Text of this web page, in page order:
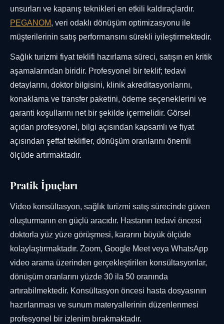
unsurları ve kapanış teknikleri en etkili kaldıraçlardır.
PEGANOM, veri odaklı dönüşüm optimizasyonu ile
müşterilerinin satış performansını sürekli iyileştirmektedir.
Sağlık turizmi fiyat teklifi hazırlama süreci, satışın en kritik
aşamalarından biridir. Profesyonel bir teklif; tedavi
detaylarını, doktor bilgisini, klinik akreditasyonlarını,
konaklama ve transfer paketini, ödeme seçeneklerini ve
garanti koşullarını net bir şekilde içermelidir. Görsel
açıdan profesyonel, bilgi açısından kapsamlı ve fiyat
açısından şeffaf teklifler, dönüşüm oranlarını önemli
ölçüde artırmaktadır.
Pratik İpuçları
Video konsültasyon, sağlık turizmi satış sürecinde güven
oluşturmanın en güçlü aracıdır. Hastanın tedavi öncesi
doktorla yüz yüze görüşmesi, kararını büyük ölçüde
kolaylaştırmaktadır. Zoom, Google Meet veya WhatsApp
video arama üzerinden gerçekleştirilen konsültasyonlar,
dönüşüm oranlarını yüzde 30 ila 50 oranında
artırabilmektedir. Konsültasyon öncesi hasta dosyasının
hazırlanması ve sunum materyallerinin düzenlenmesi
profesyonel bir izlenim bırakmaktadır.